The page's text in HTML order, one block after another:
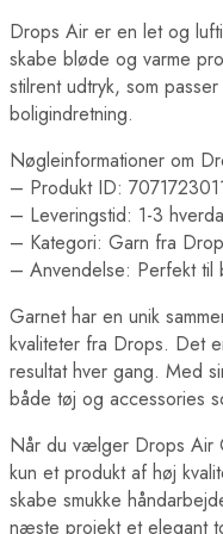
Drops Air er en let og
skabe bløde og varme
stilrent udtryk, som
boligindretning.
Nøgleinformationer om
– Produkt ID:
– Leveringstid: 1-3
– Kategori: Garn fra
– Anvendelse: Perfekt til
Garnet har en unik
kvaliteter fra Drops. Det
resultat hver gang. Med
både tøj og accessories
Når du vælger Drops Air
kun et produkt af høj
skabe smukke
næste projekt et elegant